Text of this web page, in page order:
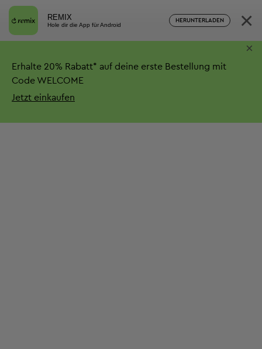
REMIX
Hole dir die App für Android
HERUNTERLADEN ×
Erhalte 20% Rabatt* auf deine erste Bestellung mit
Code WELCOME
Jetzt einkaufen
×